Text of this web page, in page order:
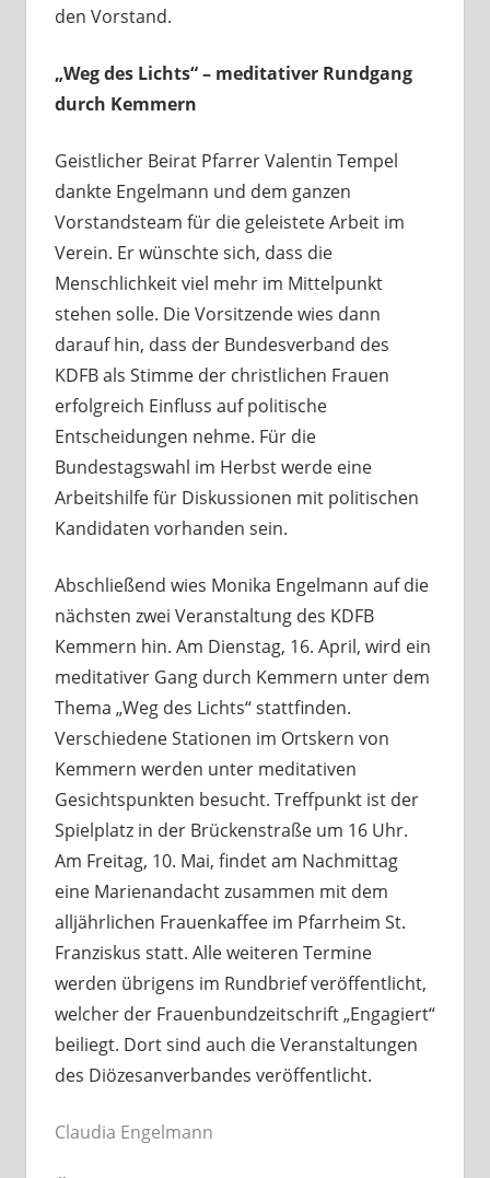
den Vorstand.
„Weg des Lichts“ – meditativer Rundgang
durch Kemmern
Geistlicher Beirat Pfarrer Valentin Tempel
dankte Engelmann und dem ganzen
Vorstandsteam für die geleistete Arbeit im
Verein. Er wünschte sich, dass die
Menschlichkeit viel mehr im Mittelpunkt
stehen solle. Die Vorsitzende wies dann
darauf hin, dass der Bundesverband des
KDFB als Stimme der christlichen Frauen
erfolgreich Einfluss auf politische
Entscheidungen nehme. Für die
Bundestagswahl im Herbst werde eine
Arbeitshilfe für Diskussionen mit politischen
Kandidaten vorhanden sein.
Abschließend wies Monika Engelmann auf die
nächsten zwei Veranstaltung des KDFB
Kemmern hin. Am Dienstag, 16. April, wird ein
meditativer Gang durch Kemmern unter dem
Thema „Weg des Lichts“ stattfinden.
Verschiedene Stationen im Ortskern von
Kemmern werden unter meditativen
Gesichtspunkten besucht. Treffpunkt ist der
Spielplatz in der Brückenstraße um 16 Uhr.
Am Freitag, 10. Mai, findet am Nachmittag
eine Marienandacht zusammen mit dem
alljährlichen Frauenkaffee im Pfarrheim St.
Franziskus statt. Alle weiteren Termine
werden übrigens im Rundbrief veröffentlicht,
welcher der Frauenbundzeitschrift „Engagiert“
beiliegt. Dort sind auch die Veranstaltungen
des Diözesanverbandes veröffentlicht.
Claudia Engelmann